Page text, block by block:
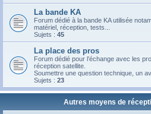
La bande KA
Forum dédié à la bande KA utilisée
matériel, réception, tests...
Sujets : 45
La place des pros
Forum dédié pour l’échange avec les
réception satellite.
Soumettre une question technique, un
Sujets : 23
Autres moyens de